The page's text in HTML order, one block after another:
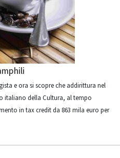
e ora si scopre che addirittura nel
italiano della Cultura, al tempo
in tax credit da 863 mila euro per